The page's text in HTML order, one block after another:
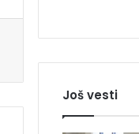
Još vesti